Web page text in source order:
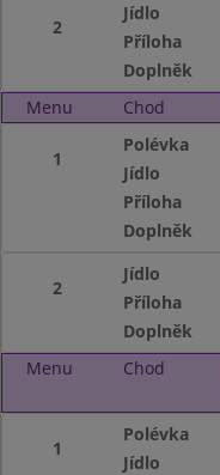
2
Jídlo
Příloha
Doplněk
Menu
Chod
1
Polévka
Jídlo
Příloha
Doplněk
2
Jídlo
Příloha
Doplněk
Menu
Chod
1
Polévka
Jídlo